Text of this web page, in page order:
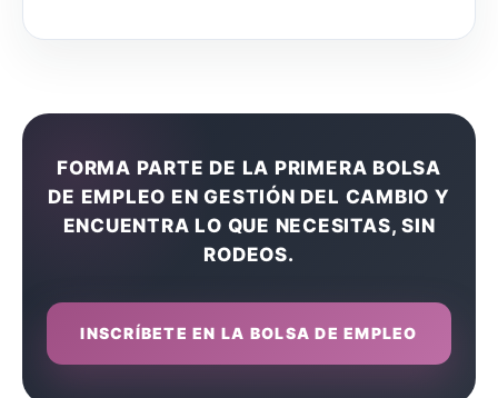
FORMA PARTE DE LA PRIMERA BOLSA
DE EMPLEO EN GESTIÓN DEL CAMBIO Y
ENCUENTRA LO QUE NECESITAS, SIN
RODEOS.
INSCRÍBETE EN LA BOLSA DE EMPLEO